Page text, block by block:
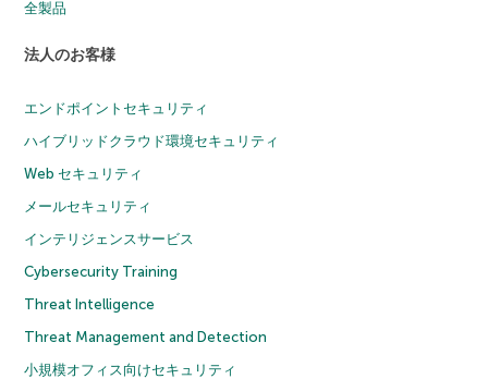
全製品
法人のお客様
エンドポイントセキュリティ
ハイブリッドクラウド環境セキュリティ
Web セキュリティ
メールセキュリティ
インテリジェンスサービス
Cybersecurity Training
Threat Intelligence
Threat Management and Detection
小規模オフィス向けセキュリティ